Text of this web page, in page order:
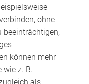
ohne
beeinträchtigen,
können mehr
wie z. B.